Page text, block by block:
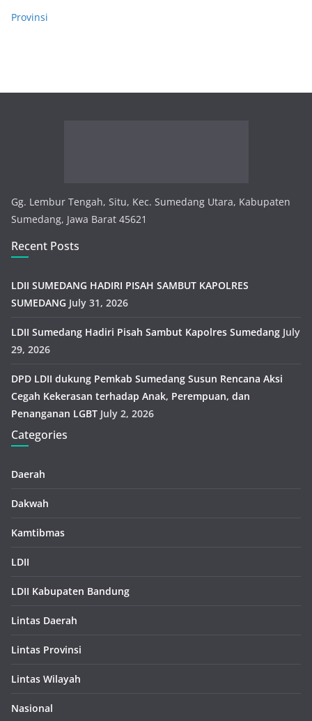
Provinsi
Gg. Lembur Tengah, Situ, Kec. Sumedang Utara, Kabupaten
Sumedang, Jawa Barat 45621
Recent Posts
LDII SUMEDANG HADIRI PISAH SAMBUT KAPOLRES
SUMEDANG July 31, 2026
LDII Sumedang Hadiri Pisah Sambut Kapolres Sumedang July
29, 2026
DPD LDII dukung Pemkab Sumedang Susun Rencana Aksi
Cegah Kekerasan terhadap Anak, Perempuan, dan
Penanganan LGBT July 2, 2026
Categories
Daerah
Dakwah
Kamtibmas
LDII
LDII Kabupaten Bandung
Lintas Daerah
Lintas Provinsi
Lintas Wilayah
Nasional